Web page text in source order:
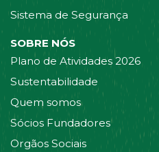
Sistema de Segurança
SOBRE NÓS
Plano de Atividades 2026
Sustentabilidade
Quem somos
Sócios Fundadores
Orgãos Sociais